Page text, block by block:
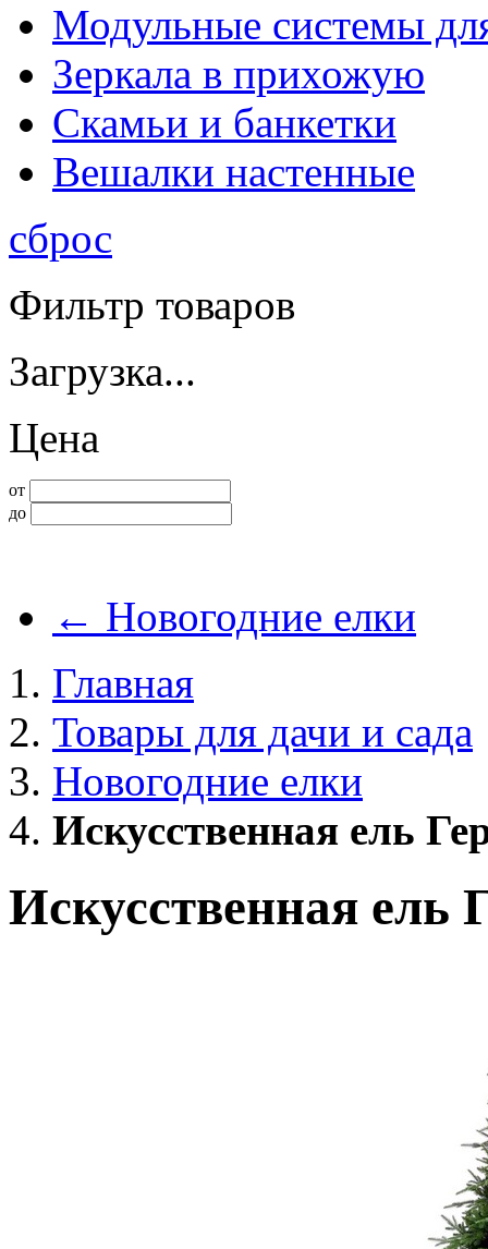
Модульные системы
Зеркала в прихожую
Скамьи и банкетки
Вешалки настенные
сброс
Фильтр товаров
Загрузка...
Цена
от
до
← Новогодние елки
Главная
Товары для дачи и сада
Новогодние елки
Искусственная ель
Искусственная ель